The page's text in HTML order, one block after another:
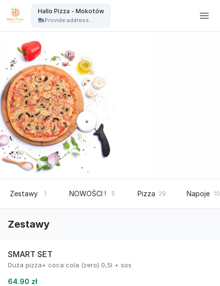
Hallo Pizza - Mokotów
Provide address...
Zestawy 1 NOWOŚCI ! 5 Pizza 29 Napoje 10
Zestawy
SMART SET
Duża pizza+ coca cola (zero) 0,5l + sos
64.90 zł